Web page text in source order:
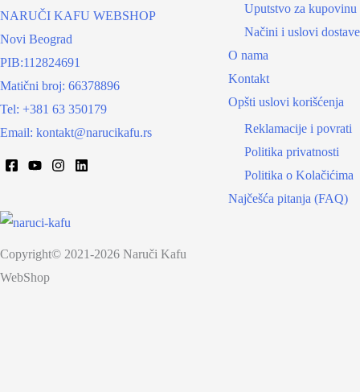
NARUČI KAFU WEBSHOP
Novi Beograd
PIB:112824691
Matični broj: 66378896
Tel: +381 63 350179
Email: kontakt@narucikafu.rs
Uputstvo za kupovinu
Načini i uslovi dostave
O nama
Kontakt
Opšti uslovi korišćenja
Reklamacije i povrati
Politika privatnosti
Politika o Kolačićima
Najčešća pitanja (FAQ)
Copyright© 2021-2026 Naruči Kafu
WebShop